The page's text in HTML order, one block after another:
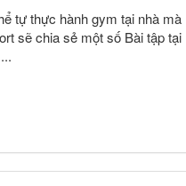
tự thực hành gym tại nhà mà
sẽ chia sẻ một số Bài tập tại